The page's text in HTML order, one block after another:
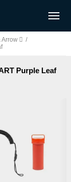
Arrow
/
Purple Leaf